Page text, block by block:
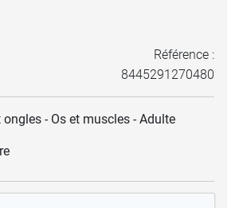
Référence :
8445291270480
ongles - Os et muscles - Adulte